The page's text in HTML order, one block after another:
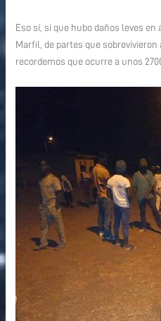
Eso sí, si que hubo daños leves
Marfil, de partes que
recordemos que ocurre a unos